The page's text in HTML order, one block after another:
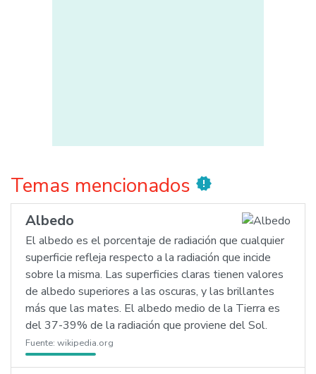
Temas mencionados new_releases
Albedo
El albedo es el porcentaje de radiación que cualquier
superficie refleja respecto a la radiación que incide
sobre la misma. Las superficies claras tienen valores
de albedo superiores a las oscuras, y las brillantes
más que las mates. El albedo medio de la Tierra es
del 37-39% de la radiación que proviene del Sol.
Fuente: wikipedia.org